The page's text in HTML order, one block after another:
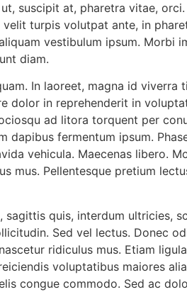
suscipit at, pharetra vitae,
turpis volutpat ante, in
vestibulum ipsum. Morbi
diam.
In laoreet, magna id
dolor in reprehenderit in
ad litora torquent per
dapibus fermentum ipsum.
vehicula. Maecenas libero.
mus. Pellentesque pretium
quis, interdum ultricies,
Sed vel lectus. Donec
ridiculus mus. Etiam
voluptatibus maiores
congue commodo. Sed ac